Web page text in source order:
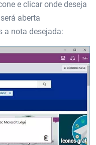
e clicar onde deseja
aberta
a nota desejada: